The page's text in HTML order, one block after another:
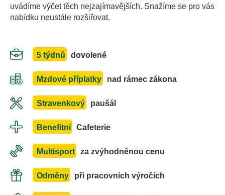
uvádíme výčet těch nejzajímavějších. Snažíme se pro vás
nabídku neustále rozšiřovat.
5 týdnů dovolené
Mzdové příplatky nad rámec zákona
Stravenkový paušál
Benefitní Cafeterie
Multisport za zvýhodněnou cenu
Odměny při pracovních výročích